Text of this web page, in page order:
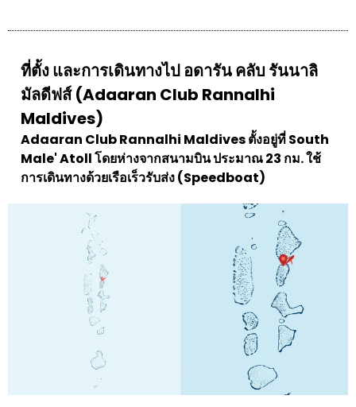
ที่ตั้ง และการเดินทางไป อดารัน คลับ รันนาลิ
มัลดีฟส์ (Adaaran Club Rannalhi
Maldives)
Adaaran Club Rannalhi Maldives ตั้งอยู่ที่ South
Male' Atoll โดยห่างจากสนามบิน ประมาณ 23 กม. ใช้
การเดินทางด้วยเรือเร็วรับส่ง (Speedboat)